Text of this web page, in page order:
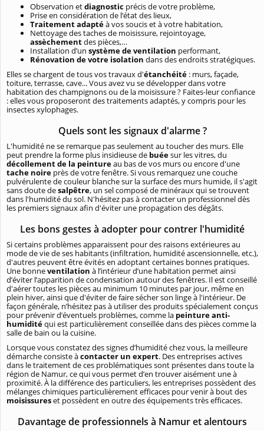
Observation etdiagnostic précis de votre problème,
Prise en considération de l’état des lieux,
Traitement adaptéà vos soucis et à votre habitation,
Nettoyage des taches de moisissure, rejointoyage,
assèchementdes pièces,…
Installation d’un système de ventilation performant,
Rénovation de votre isolation dans des endroits stratégiques.
Elles se chargent de tous vos travaux d'étanchéité : murs, façade,
toiture, terrasse, cave... Vous avez vu se développer dans votre
habitation des champignons ou de la moisissure ? Faites-leur confiance
: elles vous proposeront des traitements adaptés, y compris pour les
insectes xylophages.
Quels sont les signaux d'alarme ?
L'humidité ne se remarque pas seulement au toucher des murs. Elle
peut prendre la forme plus insidieuse de buéesur les vitres, du
décollement de la peintureau bas de vos murs ou encore d'une
tache noire près de votre fenêtre. Si vous remarquez une couche
pulvérulente de couleur blanche sur la surface des murs humide, il s'agit
sans doute desalpêtre, un sel composé de minéraux qui se trouvent
dans l'humidité du sol. N'hésitez pas à contacter un professionnel dès
les premiers signaux afin d'éviter une propagation des dégâts.
Les bons gestes à adopter pour contrer l'humidité
Si certains problèmes apparaissent pour des raisons extérieures au
mode de vie de ses habitants (infiltration, humidité ascensionnelle, etc.),
d'autres peuvent être évités en adoptant certaines bonnes pratiques.
Une bonneventilation à l’intérieur d’une habitation permet ainsi
d’éviter l’apparition de condensation autour des fenêtres. Il est conseillé
d'aérer toutes les pièces au minimum 10 minutes par jour, même en
plein hiver, ainsi que d'éviter de faire sécher son linge à l'intérieur. De
façon générale, n’hésitez pas à utiliser des produits spécialement conçus
pour prévenir d’éventuels problèmes, comme la peinture anti-
humiditéqui est particulièrement conseillée dans des pièces comme la
salle de bain ou la cuisine.
Lorsque vous constatez des signes d’humidité chez vous, la meilleure
démarche consiste àcontacter un expert. Des entreprises actives
dans le traitement de ces problématiques sont présentes dans toute la
région de Namur, ce qui vous permet d’en trouver aisément une à
proximité. À la différence des particuliers, les entreprises possèdent des
mélanges chimiques particulièrement efficaces pour venir à bout des
moisissureset possèdent en outre des équipements très efficaces.
Davantage de professionnels à Namur et alentours